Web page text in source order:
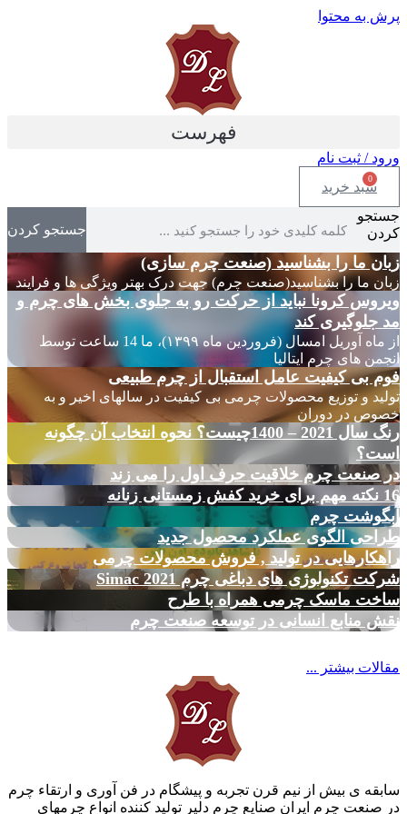
پرش به محتوا
فهرست
ورود / ثبت نام
0
سبد خرید
جستجو
کردن
جستجو کردن
زبان ما را بشناسید (صنعت چرم سازی)
زبان ما را بشناسید(صنعت چرم) جهت درک بهتر ویژگی ها و فرایند
ویروس کرونا نباید از حرکت رو به جلوی بخش های چرم و
مد جلوگیری کند
از ماه آوریل امسال (فروردین ماه ۱۳۹۹)، ما 14 ساعت توسط
انجمن های چرم ایتالیا
فوم بی کیفیت عامل استقبال از چرم طبیعی
تولید و توزیع محصولات چرمی بی کیفیت در سالهای اخیر و به
خصوص در دوران
رنگ سال 2021 – 1400چیست؟ نحوه انتخاب آن چگونه
است؟
در صنعت چرم خلاقیت حرف اول را می زند
16 نکته مهم برای خرید کفش زمستانی زنانه
آبگوشت چرم
طراحی الگوی عملکرد محصول جدید
راهکارهایی در تولید , فروش محصولات چرمی
شرکت تکنولوژی های دباغی چرم Simac 2021
ساخت ماسک چرمی همراه با طرح
نقش منابع انسانی در توسعه صنعت چرم
مقالات بیشتر ...
سابقه ی بیش از نیم قرن تجربه و پیشگام در فن آوری و ارتقاء چرم
در صنعت چرم ایران صنایع چرم دلیر تولید کننده انواع چرمهای